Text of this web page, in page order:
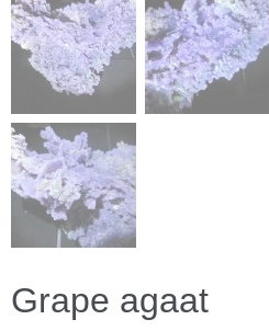
Grape agaat